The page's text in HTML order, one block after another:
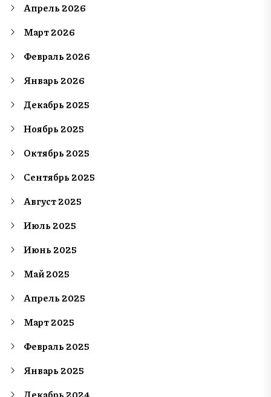
Апрель 2026
Март 2026
Февраль 2026
Январь 2026
Декабрь 2025
Ноябрь 2025
Октябрь 2025
Сентябрь 2025
Август 2025
Июль 2025
Июнь 2025
Май 2025
Апрель 2025
Март 2025
Февраль 2025
Январь 2025